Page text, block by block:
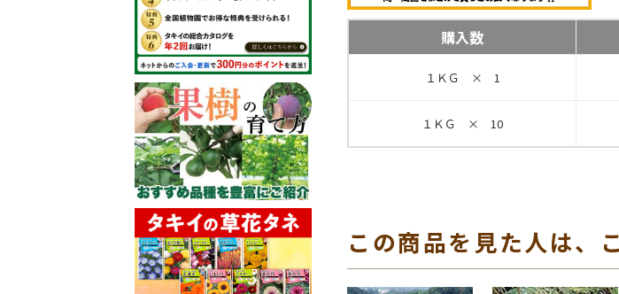
購入数
１ＫＧ × 1
１ＫＧ × 10
この商品を見た人は、